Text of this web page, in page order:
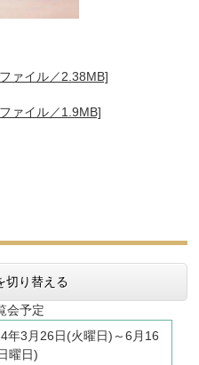
ァイル／2.38MB]
ァイル／1.9MB]
切り替える
会予定
年3月26日(火曜日)～6月16
曜日)